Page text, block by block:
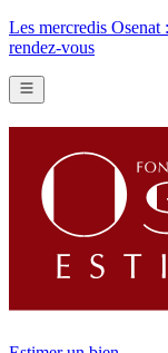
Les mercredis Osenat
rendez-vous